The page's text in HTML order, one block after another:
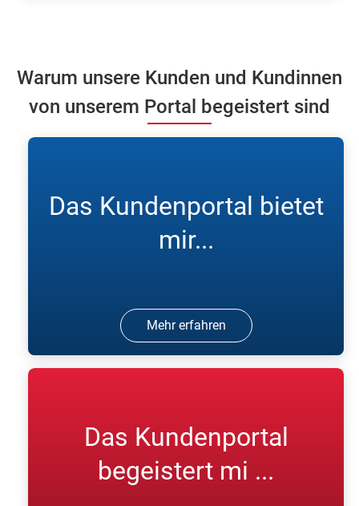
Warum unsere Kunden und Kundinnen
von unserem Portal begeistert sind
Das Kundenportal bietet
mir...
Mehr erfahren
Das Kundenportal
begeistert mi ...